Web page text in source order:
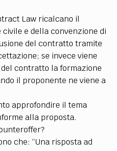
Law ricalcano il
e della convenzione di
del contratto tramite
se invece viene
contratto la formazione
il proponente ne viene a
approfondire il tema
alla proposta.
che: “Una risposta ad